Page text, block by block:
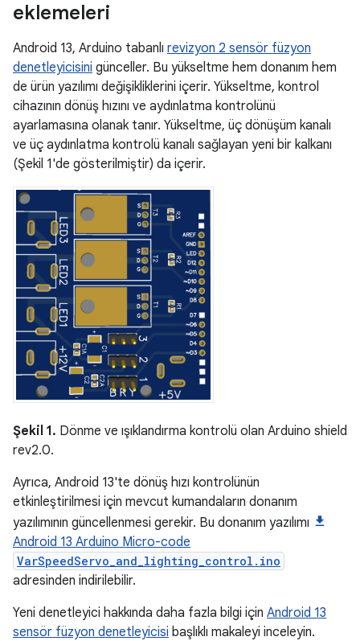
eklemeleri
Android 13, Arduino tabanlı revizyon 2 sensör füzyon
denetleyicisini günceller. Bu yükseltme hem donanım hem
de ürün yazılımı değişikliklerini içerir. Yükseltme, kontrol
cihazının dönüş hızını ve aydınlatma kontrolünü
ayarlamasına olanak tanır. Yükseltme, üç dönüşüm kanalı
ve üç aydınlatma kontrolü kanalı sağlayan yeni bir kalkanı
(Şekil 1'de gösterilmiştir) da içerir.
Şekil 1. Dönme ve ışıklandırma kontrolü olan Arduino shield
rev2.0.
Ayrıca, Android 13'te dönüş hızı kontrolünün
etkinleştirilmesi için mevcut kumandaların donanım
yazılımının güncellenmesi gerekir. Bu donanım yazılımı
Android 13 Arduino Micro-code
VarSpeedServo_and_lighting_control.ino
adresinden indirilebilir.
Yeni denetleyici hakkında daha fazla bilgi için Android 13
sensör füzyon denetleyicisi başlıklı makaleyi inceleyin.